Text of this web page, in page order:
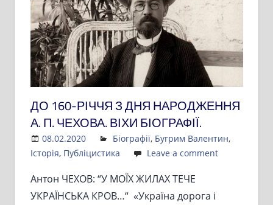
ДО 160-РІЧЧЯ З ДНЯ НАРОДЖЕННЯ
А. П. ЧЕХОВА. ВІХИ БІОГРАФІЇ.
08.02.2020 Admin
Біографії, Бугрим Валентин,
Історія, Публіцистика Leave a comment
Антон ЧЕХОВ: “У МОЇХ ЖИЛАХ ТЕЧЕ
УКРАЇНСЬКА КРОВ…“ «Україна дорога і